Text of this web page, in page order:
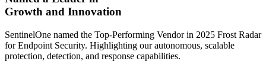
Growth and Innovation
SentinelOne named the Top-Performing Vendor in 2025 Frost Radar
for Endpoint Security. Highlighting our autonomous, scalable
protection, detection, and response capabilities.